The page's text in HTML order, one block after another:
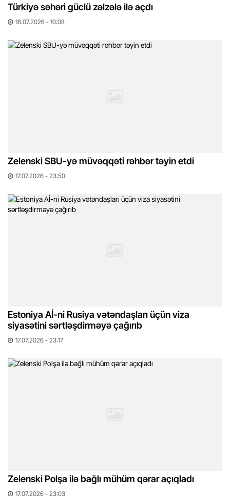
Türkiyə səhəri güclü zəlzələ ilə açdı
18.07.2026 - 10:08
Zelenski SBU-yə müvəqqəti rəhbər təyin etdi
17.07.2026 - 23:50
Estoniya Aİ-ni Rusiya vətəndaşları üçün viza
siyasətini sərtləşdirməyə çağırıb
17.07.2026 - 23:17
Zelenski Polşa ilə bağlı mühüm qərar açıqladı
17.07.2026 - 23:03